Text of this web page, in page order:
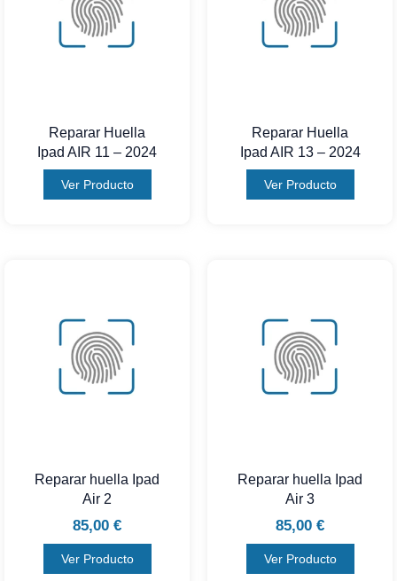
Reparar Huella
Ipad AIR 11 – 2024
Ver Producto
Reparar Huella
Ipad AIR 13 – 2024
Ver Producto
Reparar huella Ipad
Air 2
85,00 €
Ver Producto
Reparar huella Ipad
Air 3
85,00 €
Ver Producto